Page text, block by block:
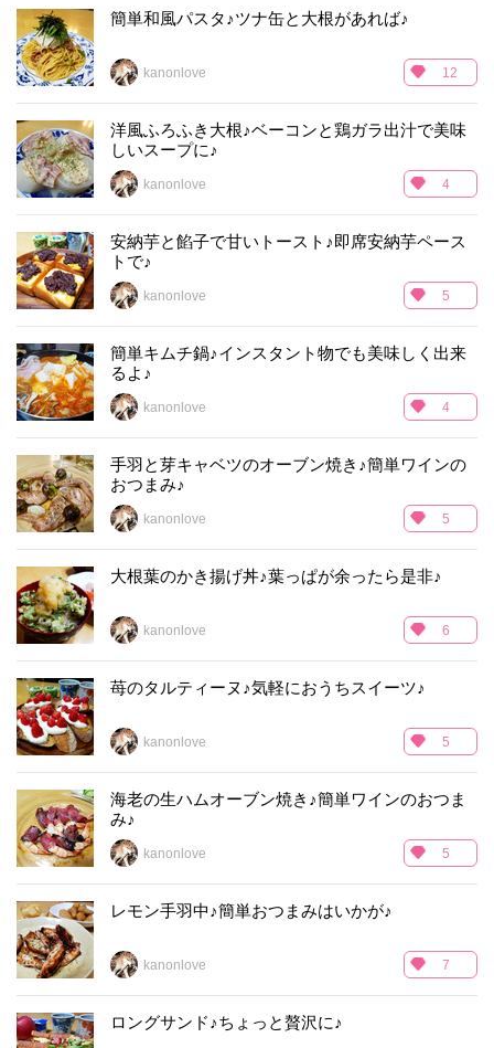
簡単和風パスタ♪ツナ缶と大根があれば♪
kanonlove 12
洋風ふろふき大根♪ベーコンと鶏ガラ出汁で美味
しいスープに♪
kanonlove 4
安納芋と餡子で甘いトースト♪即席安納芋ペース
トで♪
kanonlove 5
簡単キムチ鍋♪インスタント物でも美味しく出来
るよ♪
kanonlove 4
手羽と芽キャベツのオーブン焼き♪簡単ワインの
おつまみ♪
kanonlove 5
大根葉のかき揚げ丼♪葉っぱが余ったら是非♪
kanonlove 6
苺のタルティーヌ♪気軽におうちスイーツ♪
kanonlove 5
海老の生ハムオーブン焼き♪簡単ワインのおつま
み♪
kanonlove 5
レモン手羽中♪簡単おつまみはいかが♪
kanonlove 7
ロングサンド♪ちょっと贅沢に♪